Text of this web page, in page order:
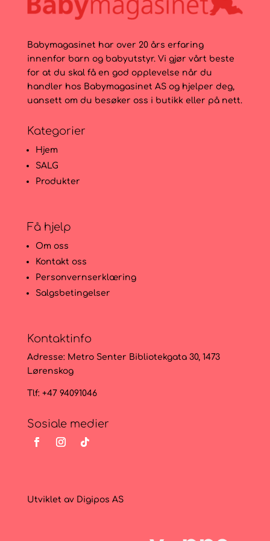
Babymagasinet har over 20 års erfaring
innenfor barn og babyutstyr. Vi gjør vårt beste
for at du skal få en god opplevelse når du
handler hos Babymagasinet AS og hjelper deg,
uansett om du besøker oss i butikk eller på nett.
Kategorier
Hjem
SALG
Produkter
Få hjelp
Om oss
Kontakt oss
Personvernserklæring
Salgsbetingelser
Kontaktinfo
Adresse: Metro Senter Bibliotekgata 30, 1473
Lørenskog
Tlf: +47 94091046
Sosiale medier
Utviklet av Digipos AS